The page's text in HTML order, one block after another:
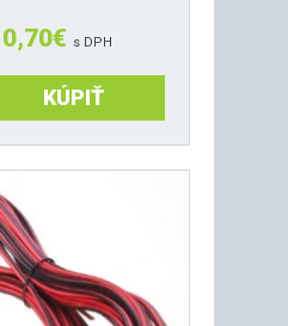
0,70€ s DPH
KÚPIŤ